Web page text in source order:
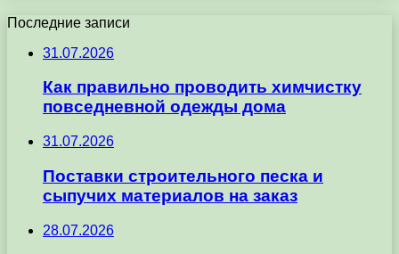
Последние записи
31.07.2026
Как правильно проводить химчистку
повседневной одежды дома
31.07.2026
Поставки строительного песка и
сыпучих материалов на заказ
28.07.2026